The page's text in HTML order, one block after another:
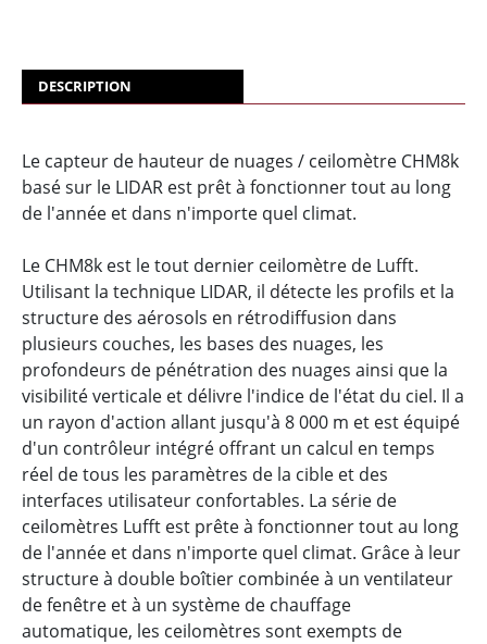
DESCRIPTION
Le capteur de hauteur de nuages / ceilomètre CHM8k
basé sur le LIDAR est prêt à fonctionner tout au long
de l'année et dans n'importe quel climat.
Le CHM8k est le tout dernier ceilomètre de Lufft.
Utilisant la technique LIDAR, il détecte les profils et la
structure des aérosols en rétrodiffusion dans
plusieurs couches, les bases des nuages, les
profondeurs de pénétration des nuages ainsi que la
visibilité verticale et délivre l'indice de l'état du ciel. Il a
un rayon d'action allant jusqu'à 8 000 m et est équipé
d'un contrôleur intégré offrant un calcul en temps
réel de tous les paramètres de la cible et des
interfaces utilisateur confortables. La série de
ceilomètres Lufft est prête à fonctionner tout au long
de l'année et dans n'importe quel climat. Grâce à leur
structure à double boîtier combinée à un ventilateur
de fenêtre et à un système de chauffage
automatique, les ceilomètres sont exempts de